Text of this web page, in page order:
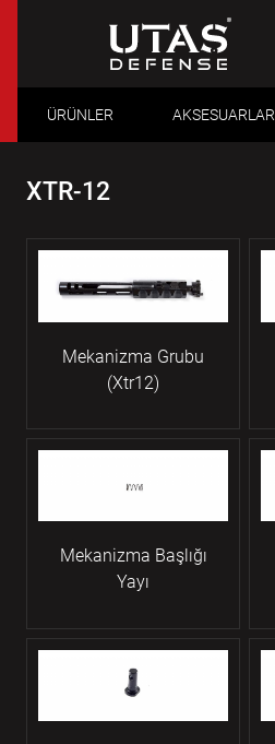
ÜRÜNLER AKSESUARLAR
XTR-12
Mekanizma Grubu
(Xtr12)
Mekanizma Başlığı
Yayı